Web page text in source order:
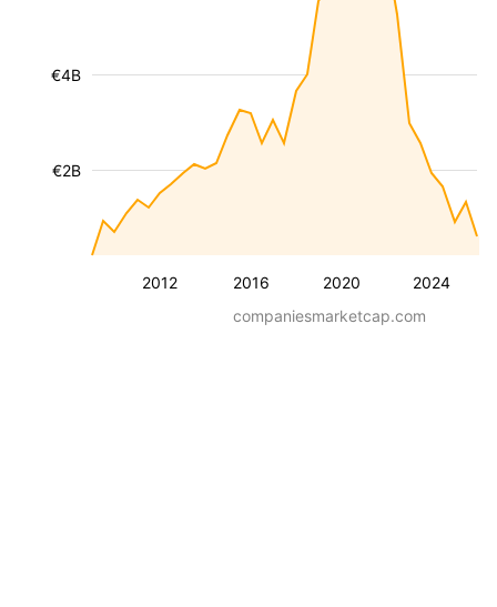
2012 2016 2020 2024
€2B
€4B
companiesmarketcap.com